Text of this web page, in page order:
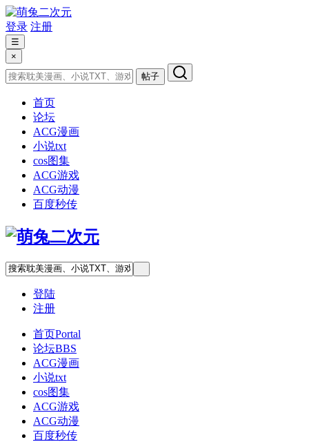
登录 注册
☰
×
帖子
首页
论坛
ACG漫画
小说txt
cos图集
ACG游戏
ACG动漫
百度秒传
登陆
注册
首页Portal
论坛BBS
ACG漫画
小说txt
cos图集
ACG游戏
ACG动漫
百度秒传